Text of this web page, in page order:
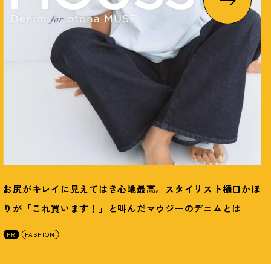
お尻がキレイに見えてはき心地最高。スタイリスト樋口かほ
りが「これ買います ！ 」と叫んだマウジーのデニムとは
PR FASHION